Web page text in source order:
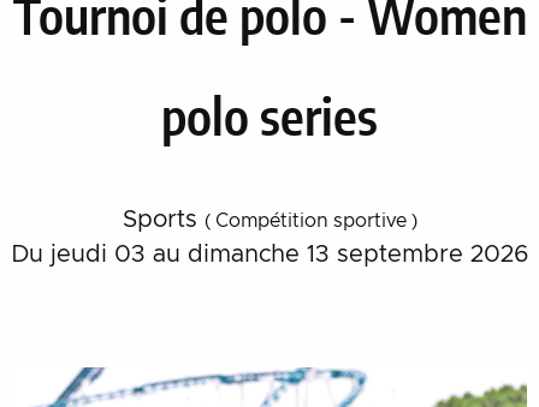
Tournoi de polo - Women
polo series
Sports ( Compétition sportive )
Du jeudi 03 au dimanche 13 septembre 2026